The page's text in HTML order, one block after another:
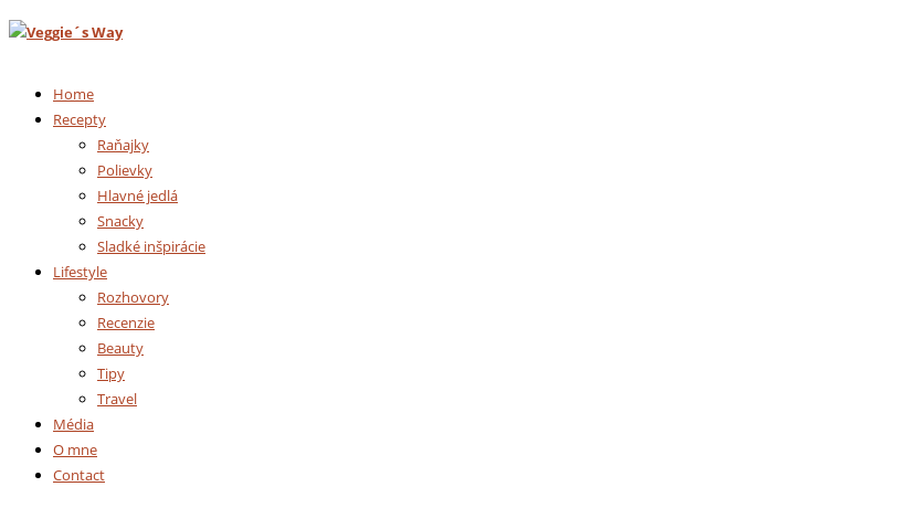
Home
Recepty
Raňajky
Polievky
Hlavné jedlá
Snacky
Sladké inšpirácie
Lifestyle
Rozhovory
Recenzie
Beauty
Tipy
Travel
Média
O mne
Contact